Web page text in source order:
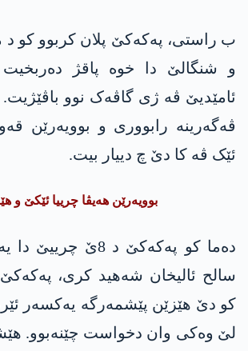
ب راستی، پەکەکێ پلان کربوو کو د
و شنگالێ دا خوە پاقژ
ئامێدیێ ڤە ژی گاڤەک نوو
ڤەگەرینە رابووری و بوویەرێن
ئێک ڤە کا دێ چ دییار بیت.
بوویەرێن ھەیڤا چرییا ئێکێ و
دەما کو پەکەکێ د 8ێ
سالح ئالیخان شەھید کری،
کو دێ ھێزێن پێشمەرگە یەکسەر
لێ وەکی وان دخواست چێنەبوو.